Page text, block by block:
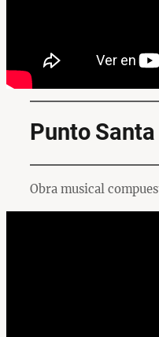
Punto
Obra musical